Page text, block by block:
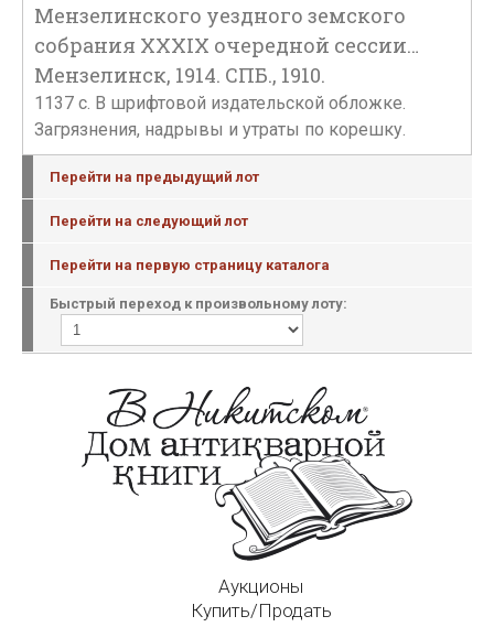
Мензелинского уездного земского
собрания XXXIX очередной сессии…
Мензелинск, 1914. СПБ., 1910.
1137 с. В шрифтовой издательской обложке.
Загрязнения, надрывы и утраты по корешку.
Перейти на предыдущий лот
Перейти на следующий лот
Перейти на первую страницу каталога
Быстрый переход к произвольному лоту:
Аукционы
Купить/Продать